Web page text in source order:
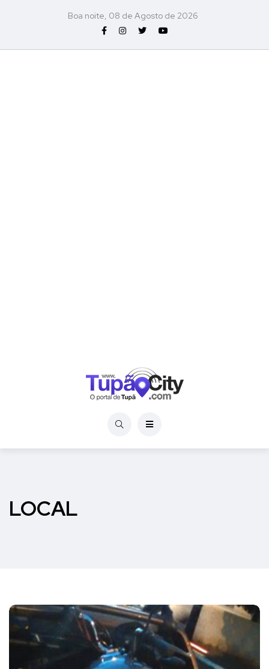
Boa noite, 08 de Agosto de 2026
LOCAL